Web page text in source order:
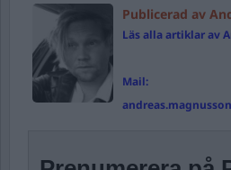
Publicerad av
Läs alla artiklar av
Mail: